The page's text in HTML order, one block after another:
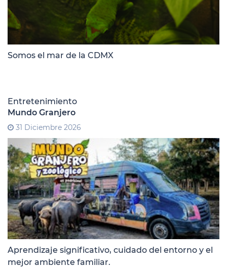
Somos el mar de la CDMX
Entretenimiento
Mundo Granjero
31 Diciembre 2026
Aprendizaje significativo, cuidado del entorno y el
mejor ambiente familiar.